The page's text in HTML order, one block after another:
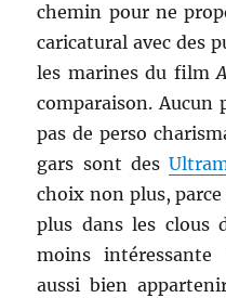
chemin pour ne
caricatural avec des
les marines du film
comparaison. Aucun
pas de perso
gars sont des
choix non plus,
plus dans les clous
moins
aussi bien